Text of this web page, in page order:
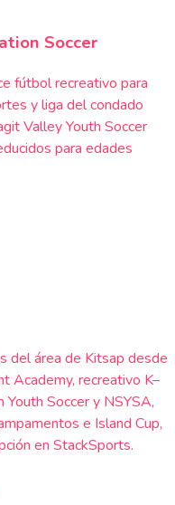
Soccer
fútbol recreativo para
y liga del condado
Valley Youth Soccer
para edades
del área de Kitsap desde
Academy, recreativo K–
Soccer y NSYSA,
e Island Cup,
en StackSports.